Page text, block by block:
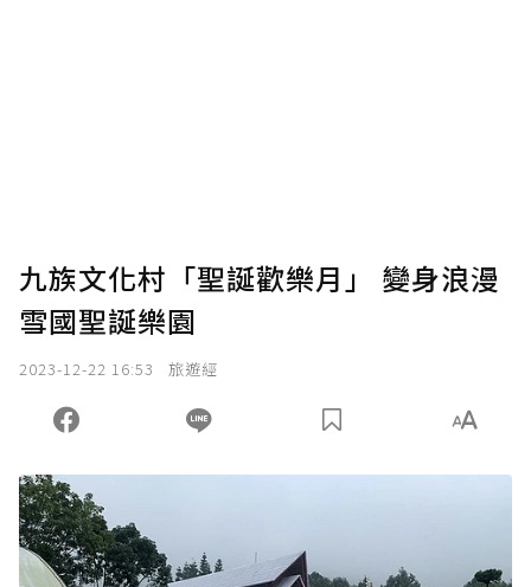
九族文化村「聖誕歡樂月」 變身浪漫
雪國聖誕樂園
2023-12-22 16:53 旅遊經